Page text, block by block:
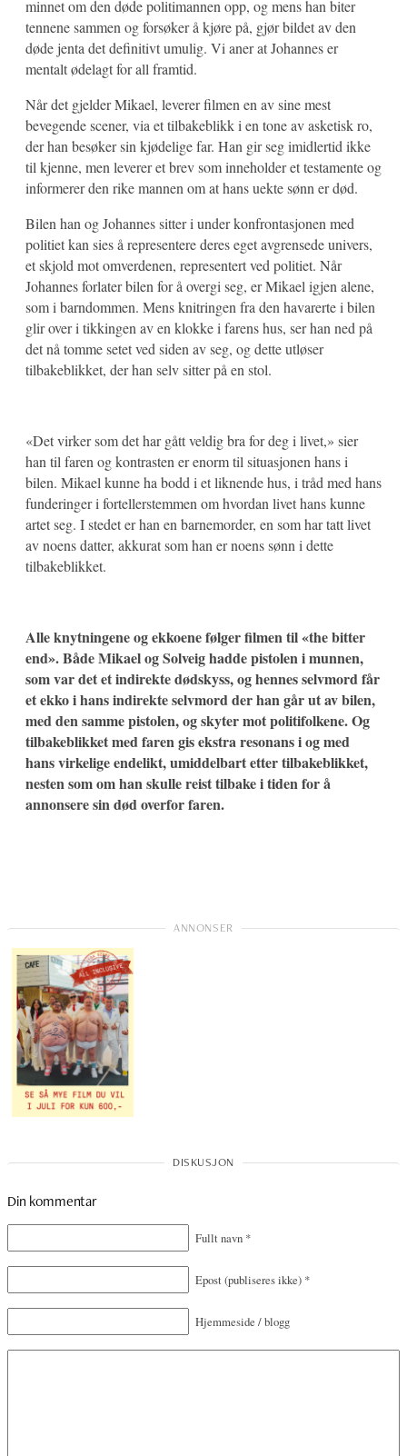
minnet om den døde politimannen opp, og mens han biter
tennene sammen og forsøker å kjøre på, gjør bildet av den
døde jenta det definitivt umulig. Vi aner at Johannes er
mentalt ødelagt for all framtid.
Når det gjelder Mikael, leverer filmen en av sine mest
bevegende scener, via et tilbakeblikk i en tone av asketisk ro,
der han besøker sin kjødelige far. Han gir seg imidlertid ikke
til kjenne, men leverer et brev som inneholder et testamente og
informerer den rike mannen om at hans uekte sønn er død.
Bilen han og Johannes sitter i under konfrontasjonen med
politiet kan sies å representere deres eget avgrensede univers,
et skjold mot omverdenen, representert ved politiet. Når
Johannes forlater bilen for å overgi seg, er Mikael igjen alene,
som i barndommen. Mens knitringen fra den havarerte i bilen
glir over i tikkingen av en klokke i farens hus, ser han ned på
det nå tomme setet ved siden av seg, og dette utløser
tilbakeblikket, der han selv sitter på en stol.
«Det virker som det har gått veldig bra for deg i livet,» sier
han til faren og kontrasten er enorm til situasjonen hans i
bilen. Mikael kunne ha bodd i et liknende hus, i tråd med hans
funderinger i fortellerstemmen om hvordan livet hans kunne
artet seg. I stedet er han en barnemorder, en som har tatt livet
av noens datter, akkurat som han er noens sønn i dette
tilbakeblikket.
Alle knytningene og ekkoene følger filmen til «the bitter
end». Både Mikael og Solveig hadde pistolen i munnen,
som var det et indirekte dødskyss, og hennes selvmord får
et ekko i hans indirekte selvmord der han går ut av bilen,
med den samme pistolen, og skyter mot politifolkene. Og
tilbakeblikket med faren gis ekstra resonans i og med
hans virkelige endelikt, umiddelbart etter tilbakeblikket,
nesten som om han skulle reist tilbake i tiden for å
annonsere sin død overfor faren.
Din kommentar
Fullt navn *
Epost(publiseres ikke) *
Hjemmeside / blogg